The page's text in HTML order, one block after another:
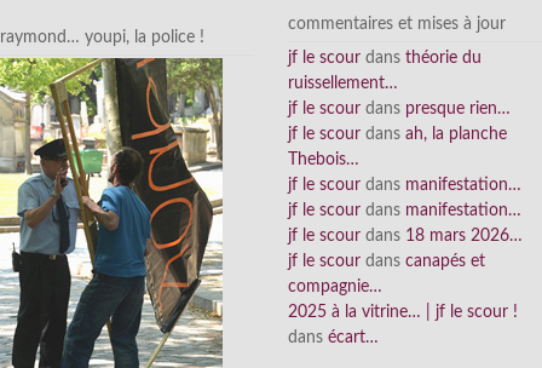
raymond… youpi, la police !
commentaires et mises à jour
jf le scour dans théorie du
ruissellement…
jf le scour dans presque rien…
jf le scour dans ah, la planche
Thebois…
jf le scour dans manifestation…
jf le scour dans manifestation…
jf le scour dans 18 mars 2026…
jf le scour dans canapés et
compagnie…
2025 à la vitrine… | jf le scour !
dans écart…